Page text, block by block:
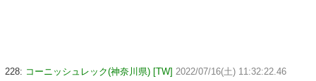
228: コーニッシュレック(神奈川県) [TW] 2022/07/16(土) 11:32:22.46